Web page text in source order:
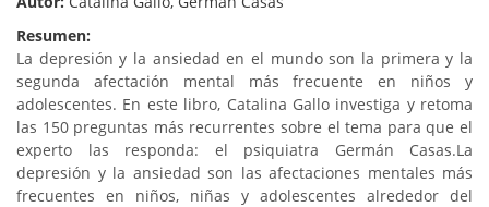
Resumen:
La depresión y la ansiedad en el mundo son la primera y la
segunda afectación mental más frecuente en niños y
adolescentes. En este libro, Catalina Gallo investiga y retoma
las 150 preguntas más recurrentes sobre el tema para que el
experto las responda: el psiquiatra Germán Casas.La
depresión y la ansiedad son las afectaciones mentales más
frecuentes en niños, niñas y adolescentes alrededor del